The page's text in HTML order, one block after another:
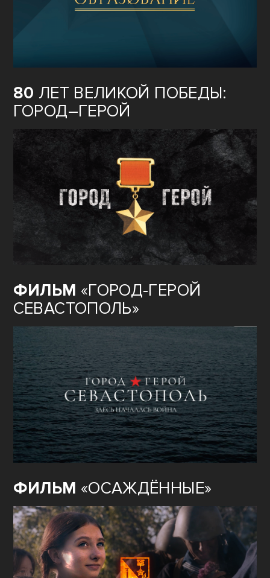
80
ЛЕТ ВЕЛИКОЙ ПОБЕДЫ:
ГОРОД–ГЕРОЙ
ФИЛЬМ«ГОРОД-ГЕРОЙ
СЕВАСТОПОЛЬ»